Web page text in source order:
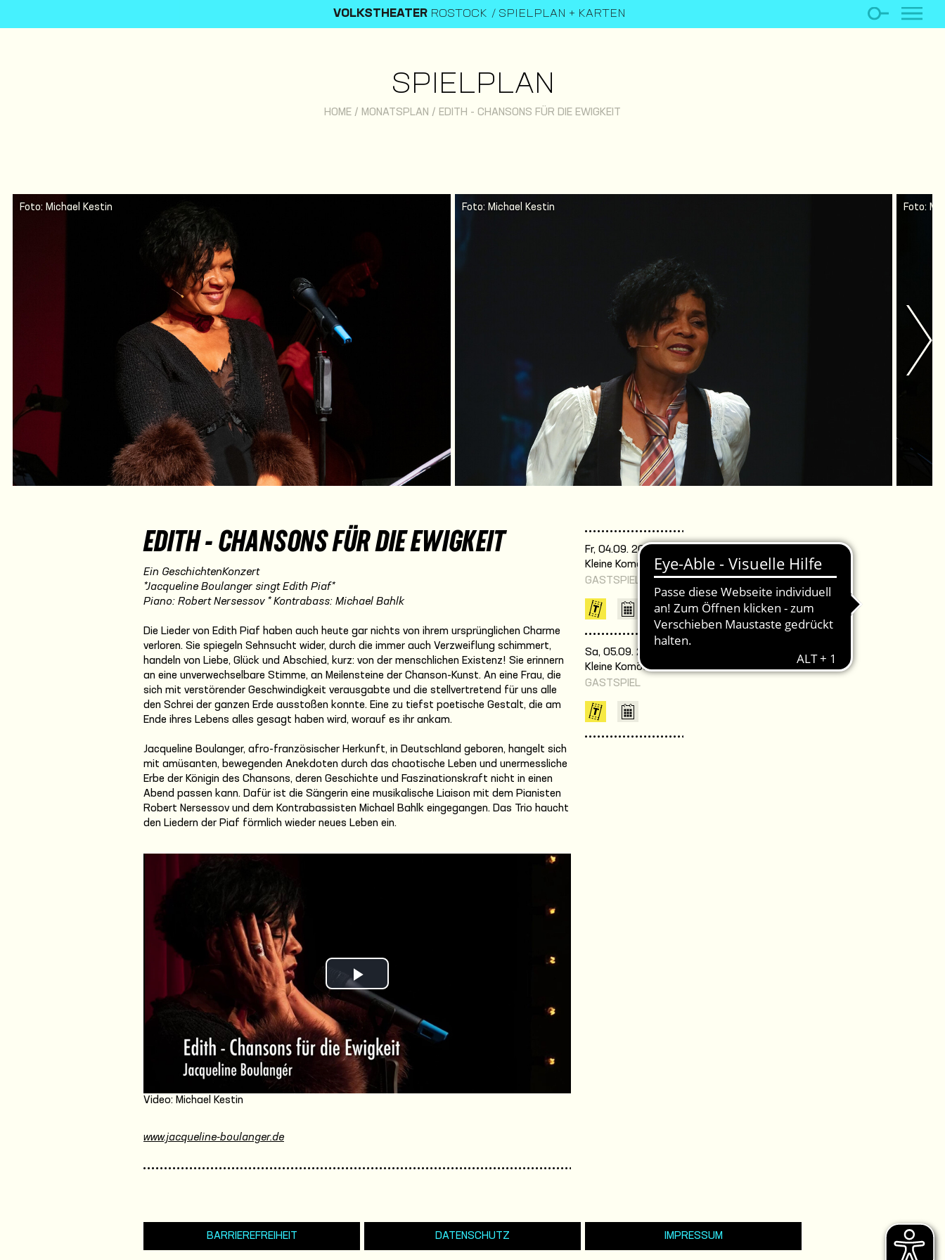
VOLKSTHEATER ROSTOCK SPIELPLAN + KARTEN
SPIELPLAN
HOME / MONATSPLAN / EDITH - CHANSONS FÜR DIE EWIGKEIT
Foto: Michael Kestin Foto: Michael Kestin Foto:
EDITH - CHANSONS FÜR DIE EWIGKEIT
Ein GeschichtenKonzert
*Jacqueline Boulanger singt Edith Piaf*
Piano: Robert Nersessov * Kontrabass: Michael Bahlk
Die Lieder von Edith Piaf haben auch heute gar nichts von ihrem ursprünglichen Charme
verloren. Sie spiegeln Sehnsucht wider, durch die immer auch Verzweiflung schimmert,
handeln von Liebe, Glück und Abschied, kurz: von der menschlichen Existenz! Sie erinnern
an eine unverwechselbare Stimme, an Meilensteine der Chanson-Kunst. An eine Frau, die
sich mit verstörender Geschwindigkeit verausgabte und die stellvertretend für uns alle
den Schrei der ganzen Erde ausstoßen konnte. Eine zu tiefst poetische Gestalt, die am
Ende ihres Lebens alles gesagt haben wird, worauf es ihr ankam.
Jacqueline Boulanger, afro-französischer Herkunft, in Deutschland geboren, hangelt sich
mit amüsanten, bewegenden Anekdoten durch das chaotische Leben und unermessliche
Erbe der Königin des Chansons, deren Geschichte und Faszinationskraft nicht in einen
Abend passen kann. Dafür ist die Sängerin eine musikalische Liaison mit dem Pianisten
Robert Nersessov und dem Kontrabassisten Michael Bahlk eingegangen. Das Trio haucht
den Liedern der Piaf förmlich wieder neues Leben ein.
Play
Video
Video: Michael Kestin
www.jacqueline-boulanger.de
Fr, 04.09. 20:00 Uhr /
Kleine Komödie Warnemünde
GASTSPIEL
Sa, 05.09. 20:00 Uhr /
Kleine Komödie Warnemünde
GASTSPIEL
BARRIEREFREIHEIT DATENSCHUTZ IMPRESSUM